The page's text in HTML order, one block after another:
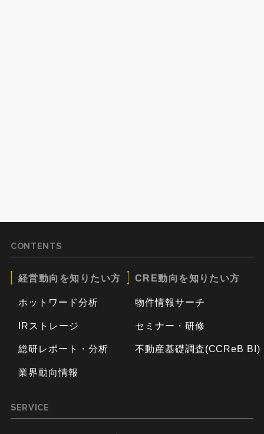
CONTENTS
経営動向を知りたい方
ホットワード分析
IRストレージ
総研レポート・分析
業界動向情報
CRE動向を知りたい方
物件情報サーチ
セミナー・研修
不動産基礎調査(CCReB BI)
SERVICE